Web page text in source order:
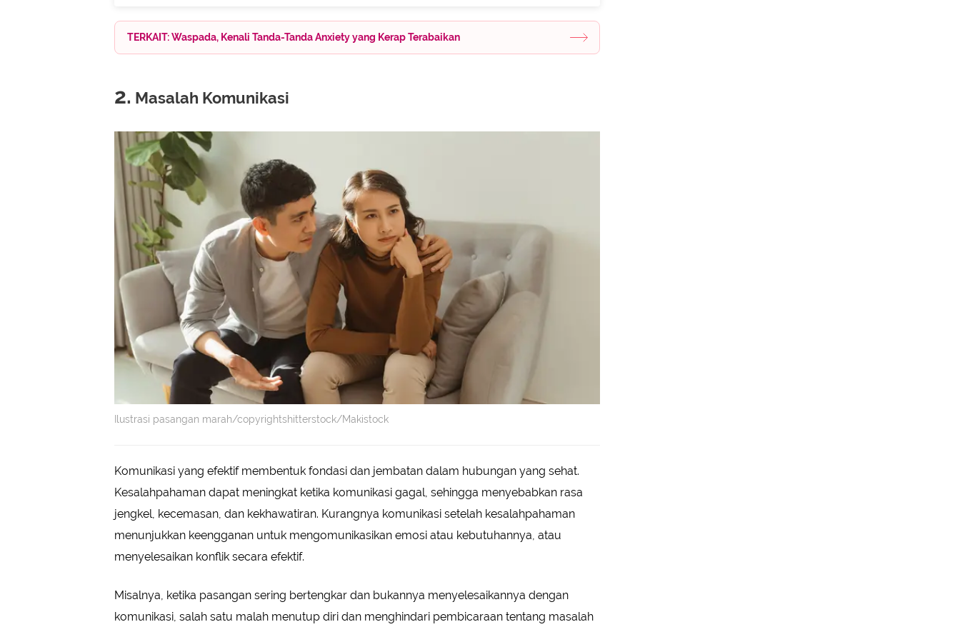
TERKAIT: Waspada, Kenali Tanda-Tanda Anxiety yang Kerap Terabaikan
2. Masalah Komunikasi
Ilustrasi pasangan marah/copyrightshitterstock/Makistock
Komunikasi yang efektif membentuk fondasi dan jembatan dalam hubungan yang sehat.
Kesalahpahaman dapat meningkat ketika komunikasi gagal, sehingga menyebabkan rasa
jengkel, kecemasan, dan kekhawatiran. Kurangnya komunikasi setelah kesalahpahaman
menunjukkan keengganan untuk mengomunikasikan emosi atau kebutuhannya, atau
menyelesaikan konflik secara efektif.
Misalnya, ketika pasangan sering bertengkar dan bukannya menyelesaikannya dengan
komunikasi, salah satu malah menutup diri dan menghindari pembicaraan tentang masalah